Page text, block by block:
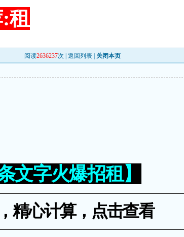
租
阅读2636237次 | 返回列表 关闭本页
文字火爆招租】
精心计算，点击查看